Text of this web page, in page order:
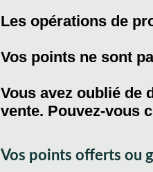
Les opérations de
Vos points ne sont
Vous avez oublié de
vente. Pouvez-vous
Vos points offerts ou